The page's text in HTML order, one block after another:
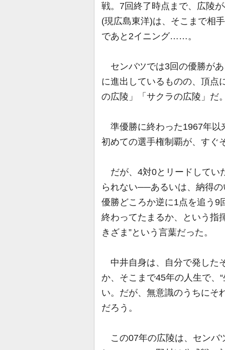
戦。7回終了時点まで、広陵
(現広島東洋)は、そこまで相
であと2イニング……。
センバツでは3回の優勝が
に進出しているものの、頂点
の広陵」「サクラの広陵」だ
準優勝に終わった1967年以
初めての選手権制覇が、すぐ
だが、4対0とリードしてい
られない──あるいは、納得
優勝どころか逆に1点を追う9
終わってたまるか、という指
きざま”という言葉だった。
中井自身は、自分で発した
か、そこまで45年の人生で、
い。だが、無意識のうちにそ
だろう。
この07年の広陵は、センバ